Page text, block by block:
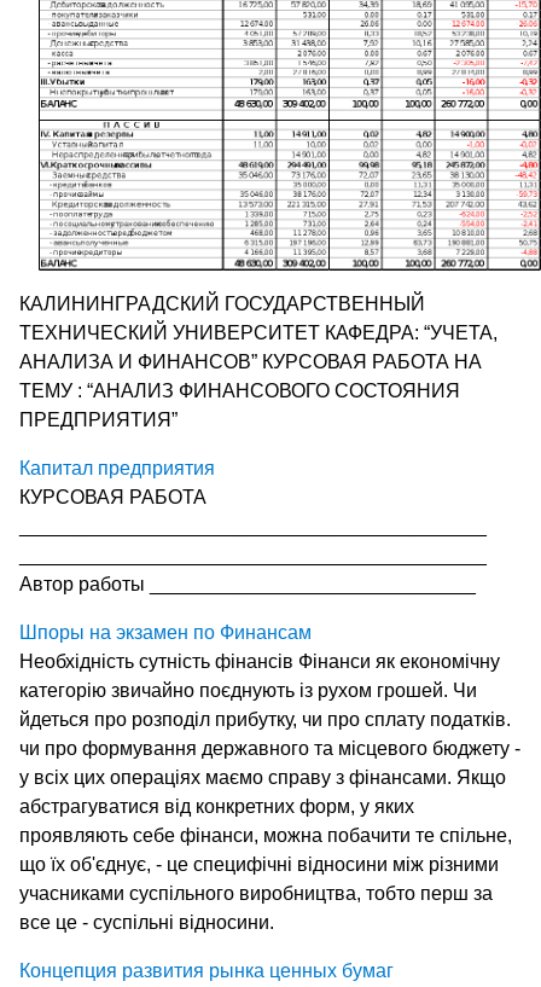
КАЛИНИНГРАДСКИЙ ГОСУДАРСТВЕННЫЙ
ТЕХНИЧЕСКИЙ УНИВЕРСИТЕТ КАФЕДРА: “УЧЕТА,
АНАЛИЗА И ФИНАНСОВ” КУРСОВАЯ РАБОТА НА
ТЕМУ : “АНАЛИЗ ФИНАНСОВОГО СОСТОЯНИЯ
ПРЕДПРИЯТИЯ”
Капитал предприятия
КУРСОВАЯ РАБОТА
Автор работы ______________________________
Шпоры на экзамен по Финансам
Необхідність сутність фінансів Фінанси як економічну
категорію звичайно поєднують із рухом грошей. Чи
йдеться про розподіл прибутку, чи про сплату податків.
чи про формування державного та місцевого бюджету -
у всіх цих операціях маємо справу з фінансами. Якщо
абстрагуватися від конкретних форм, у яких
проявляють себе фінанси, можна побачити те спільне,
що їх об'єднує, - це специфічні відносини між різними
учасниками суспільного виробництва, тобто перш за
все це - суспільні відносини.
Концепция развития рынка ценных бумаг